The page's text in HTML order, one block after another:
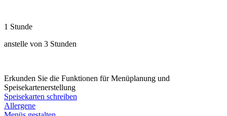
1 Stunde
anstelle von 3 Stunden
Erkunden Sie die Funktionen für Menüplanung und
Speisekartenerstellung
Speisekarten schreiben
Allergene